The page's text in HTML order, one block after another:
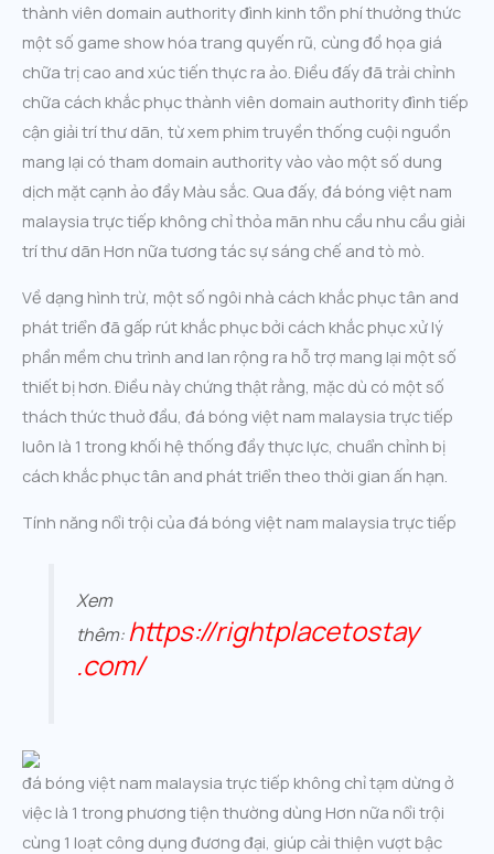
thành viên domain authority đình kinh tổn phí thưởng thức
một số game show hóa trang quyến rũ, cùng đồ họa giá
chữa trị cao and xúc tiến thực ra ảo. Điều đấy đã trải chỉnh
chữa cách khắc phục thành viên domain authority đình tiếp
cận giải trí thư dãn, từ xem phim truyền thống cuội nguồn
mang lại có tham domain authority vào vào một số dung
dịch mặt cạnh ảo đầy Màu sắc. Qua đấy, đá bóng việt nam
malaysia trực tiếp không chỉ thỏa mãn nhu cầu nhu cầu giải
trí thư dãn Hơn nữa tương tác sự sáng chế and tò mò.
Về dạng hình trừ, một số ngôi nhà cách khắc phục tân and
phát triển đã gấp rút khắc phục bởi cách khắc phục xử lý
phần mềm chu trình and lan rộng ra hỗ trợ mang lại một số
thiết bị hơn. Điều này chứng thật rằng, mặc dù có một số
thách thức thuở đầu, đá bóng việt nam malaysia trực tiếp
luôn là 1 trong khối hệ thống đầy thực lực, chuẩn chỉnh bị
cách khắc phục tân and phát triển theo thời gian ấn hạn.
Tính năng nổi trội của đá bóng việt nam malaysia trực tiếp
Xem
thêm:https://rightplacetostay
.com/
đá bóng việt nam malaysia trực tiếp không chỉ tạm dừng ở
việc là 1 trong phương tiện thường dùng Hơn nữa nổi trội
cùng 1 loạt công dụng đương đại, giúp cải thiện vượt bậc